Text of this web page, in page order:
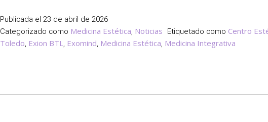
Nuevo
Estándar
Publicada el 23 de abril de 2026
Categorizado como Medicina Estética, Noticias Etiquetado como Centro
Toledo, Exion BTL, Exomind, Medicina Estética, Medicina Integrativa